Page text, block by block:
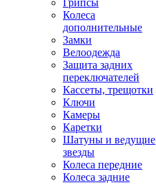
Грипсы
Колеса
дополнительные
Замки
Велоодежда
Защита задних
переключателей
Кассеты, трещотки
Ключи
Камеры
Каретки
Шатуны и ведущие
звезды
Колеса передние
Колеса задние